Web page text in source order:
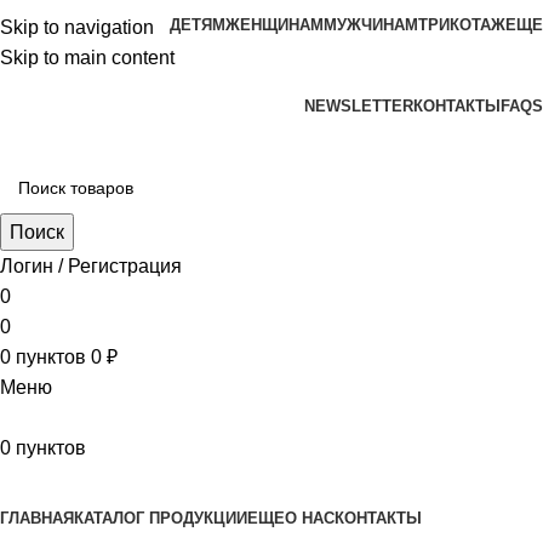
Skip to navigation
Skip to main content
ДЕТЯМЖЕНЩИНАМ МУЖЧИНАМТРИКОТАЖЕЩЕ
aritekstil@mail.ru +79226990188 , +79097440850…
NEWSLETTERКОНТАКТЫ FAQS
Поиск
Логин / Регистрация
0
0
0 пунктов 0 ₽
Меню
0 пунктов
ГЛАВНАЯ КАТАЛОГ ПРОДУКЦИИ ЕЩЕО НАСКОНТАКТЫ